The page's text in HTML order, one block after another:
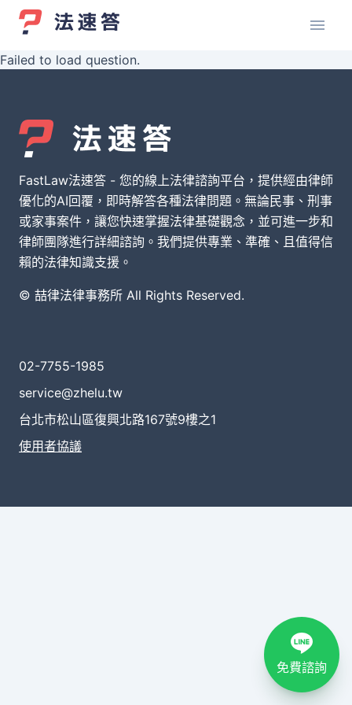
Failed to load question.
FastLaw法速答 - 您的線上法律諮詢平台，提供經由律師
優化的AI回覆，即時解答各種法律問題。無論民事、刑事
或家事案件，讓您快速掌握法律基礎觀念，並可進一步和
律師團隊進行詳細諮詢。我們提供專業、準確、且值得信
賴的法律知識支援。
© 喆律法律事務所 All Rights Reserved.
02-7755-1985
service@zhelu.tw
台北市松山區復興北路167號9樓之1
使用者協議
免費諮詢